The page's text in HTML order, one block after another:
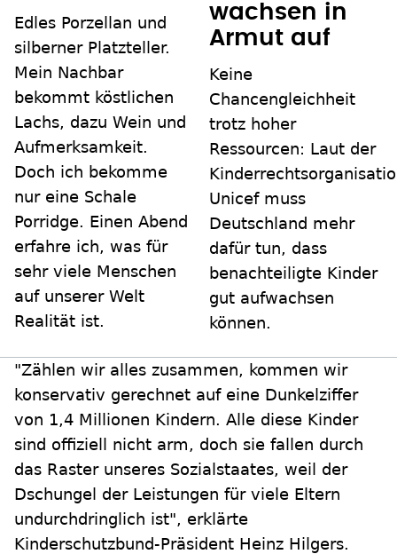
Edles Porzellan und
silberner Platzteller.
Mein Nachbar
bekommt köstlichen
Lachs, dazu Wein und
Aufmerksamkeit.
Doch ich bekomme
nur eine Schale
Porridge. Einen Abend
erfahre ich, was für
sehr viele Menschen
auf unserer Welt
Realität ist.
wachsen in
Armut auf
Keine
Chancengleichheit
trotz hoher
Ressourcen: Laut der
Unicef muss
Deutschland mehr
dafür tun, dass
benachteiligte Kinder
gut aufwachsen
können.
"Zählen wir alles zusammen, kommen wir
konservativ gerechnet auf eine Dunkelziffer
von 1,4 Millionen Kindern. Alle diese Kinder
sind offiziell nicht arm, doch sie fallen durch
das Raster unseres Sozialstaates, weil der
Dschungel der Leistungen für viele Eltern
undurchdringlich ist", erklärte
Kinderschutzbund-Präsident Heinz Hilgers.